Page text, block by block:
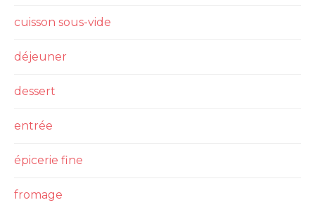
cuisson sous-vide
déjeuner
dessert
entrée
épicerie fine
fromage